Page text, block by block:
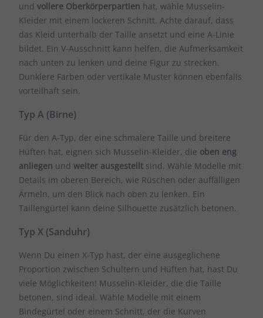
und vollere Oberkörperpartien hat, wähle Musselin-
Kleider mit einem lockeren Schnitt. Achte darauf, dass
das Kleid unterhalb der Taille ansetzt und eine A-Linie
bildet. Ein V-Ausschnitt kann helfen, die Aufmerksamkeit
nach unten zu lenken und deine Figur zu strecken.
Dunklere Farben oder vertikale Muster können ebenfalls
vorteilhaft sein.
Typ A (Birne)
Für den A-Typ, der eine schmalere Taille und breitere
Hüften hat, eignen sich Musselin-Kleider, die oben eng
anliegen und weiter ausgestellt sind. Wähle Modelle mit
Details im oberen Bereich, wie Rüschen oder auffälligen
Ärmeln, um den Blick nach oben zu lenken. Ein
Taillengürtel kann deine Silhouette zusätzlich betonen.
Typ X (Sanduhr)
Wenn Du einen X-Typ hast, der eine ausgeglichene
Proportion zwischen Schultern und Hüften hat, hast Du
viele Möglichkeiten! Musselin-Kleider, die die Taille
betonen, sind ideal. Wähle Modelle mit einem
Bindegürtel oder einem Schnitt, der die Kurven